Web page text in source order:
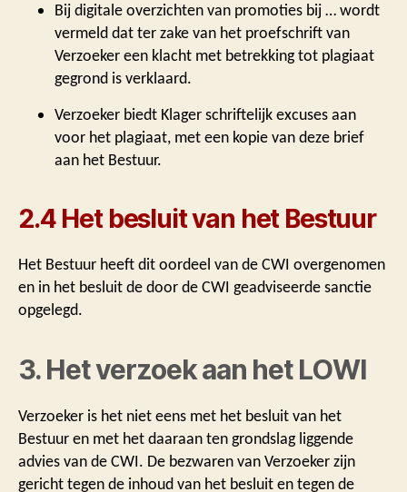
Bij digitale overzichten van promoties bij … wordt
vermeld dat ter zake van het proefschrift van
Verzoeker een klacht met betrekking tot plagiaat
gegrond is verklaard.
Verzoeker biedt Klager schriftelijk excuses aan
voor het plagiaat, met een kopie van deze brief
aan het Bestuur.
2.4 Het besluit van het Bestuur
Het Bestuur heeft dit oordeel van de CWI overgenomen
en in het besluit de door de CWI geadviseerde sanctie
opgelegd.
3. Het verzoek aan het LOWI
Verzoeker is het niet eens met het besluit van het
Bestuur en met het daaraan ten grondslag liggende
advies van de CWI. De bezwaren van Verzoeker zijn
gericht tegen de inhoud van het besluit en tegen de